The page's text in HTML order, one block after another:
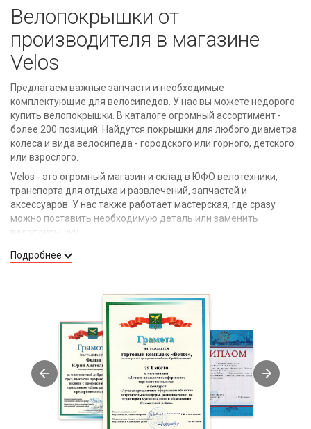
Велопокрышки от
производителя в магазине
Velos
Предлагаем важные запчасти и необходимые
комплектующие для велосипедов. У нас вы можете недорого
купить велопокрышки. В каталоге огромный ассортимент -
более 200 позиций. Найдутся покрышки для любого диаметра
колеса и вида велосипеда - городского или горного, детского
или взрослого.
Velos - это огромный магазин и склад в ЮФО велотехники,
транспорта для отдыха и развлечений, запчастей и
аксессуаров. У нас также работает мастерская, где сразу
можно поставить необходимую деталь или заменить
Преимущества покупки велопокрышек у
Качественный товар. Реализуем продукцию только
надежных производителей. В числе брендов,
велопокрышки которых мы предлагаем, - KMS, Kellys,
Kenda, DURO и другие.
Доступные цены на все позиции в каталоге. Мы не
завышаем стоимость запчастей, покупать в нас
выгодно.
Помощь в подборе и индивидуальный подход к
вопросам клиентов. У нас работают велоэксперты,
Подробнее